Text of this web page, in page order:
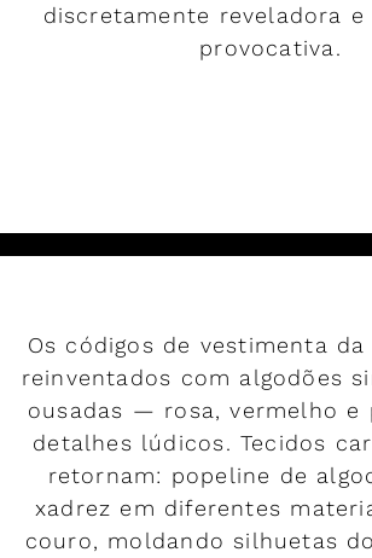
discretamente reveladora
provocativa.
Os códigos de vestimenta
reinventados com algodões
ousadas — rosa, vermelho e
detalhes lúdicos. Tecidos
retornam: popeline de
xadrez em diferentes
couro, moldando silhuetas